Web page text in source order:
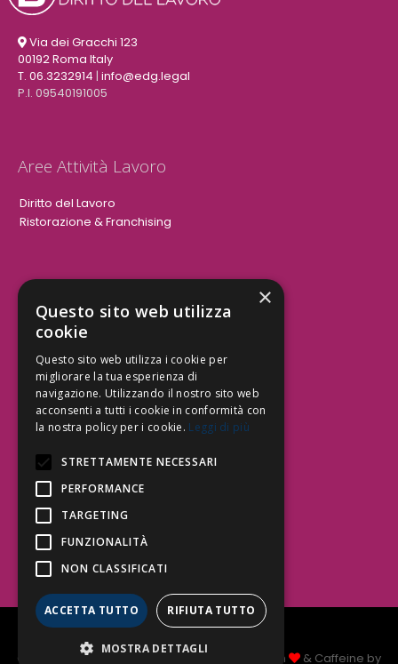
Via dei Gracchi 123
00192 Roma Italy
T. 06.3232914 | info@edg.legal
P.I. 09540191005
Aree Attività Lavoro
Diritto del Lavoro
Ristorazione & Franchising
Aree Attività Civile
Tutele del Credito
Responsabilità Civile
Contrattualistica
Segui lo Studio EDG sui social.
Invia messaggio
T. 06.3232914
info@edg.legal
Privacy Policy|Cookie Policy
Copyright Studio Legale EDG 2026 © Made with
& Caffeine by
×
Questo sito web utilizza
cookie
Questo sito web utilizza i cookie per
migliorare la tua esperienza di
navigazione. Utilizzando il nostro sito web
acconsenti a tutti i cookie in conformità con
la nostra policy per i cookie. Leggi di più
STRETTAMENTE NECESSARI
PERFORMANCE
TARGETING
FUNZIONALITÀ
NON CLASSIFICATI
ACCETTA TUTTO RIFIUTA TUTTO
MOSTRA DETTAGLI